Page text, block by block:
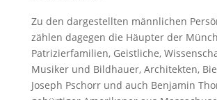
Zu den dargestellten männlichen
zählen dagegen die Häupter der
Patrizierfamilien, Geistliche,
Musiker und Bildhauer, Architekten,
Joseph Pschorr und auch Benjamin